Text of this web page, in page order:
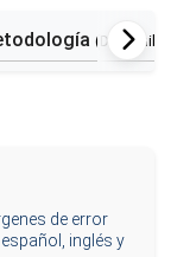
(Disponible
de error
inglés y